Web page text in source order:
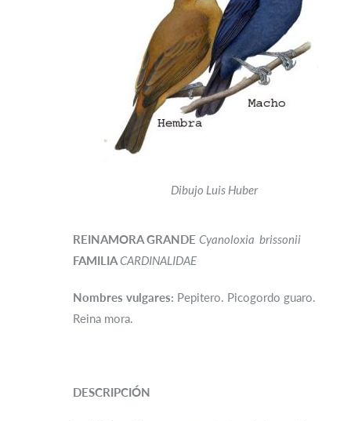
Dibujo Luis Huber
REINAMORA GRANDE Cyanoloxia brissonii
FAMILIACARDINALIDAE
Nombres vulgares: Pepitero. Picogordo guaro.
Reina mora.
DESCRIPCIÓN